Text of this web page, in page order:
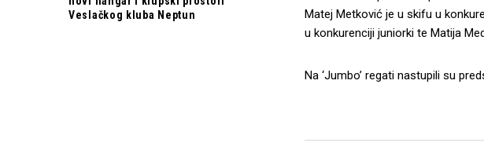
Matej Metković je u skifu u
u konkurenciji juniorki te Matija
Na ‘Jumbo’ regati nastupili su
Veslačkog kluba Neptun